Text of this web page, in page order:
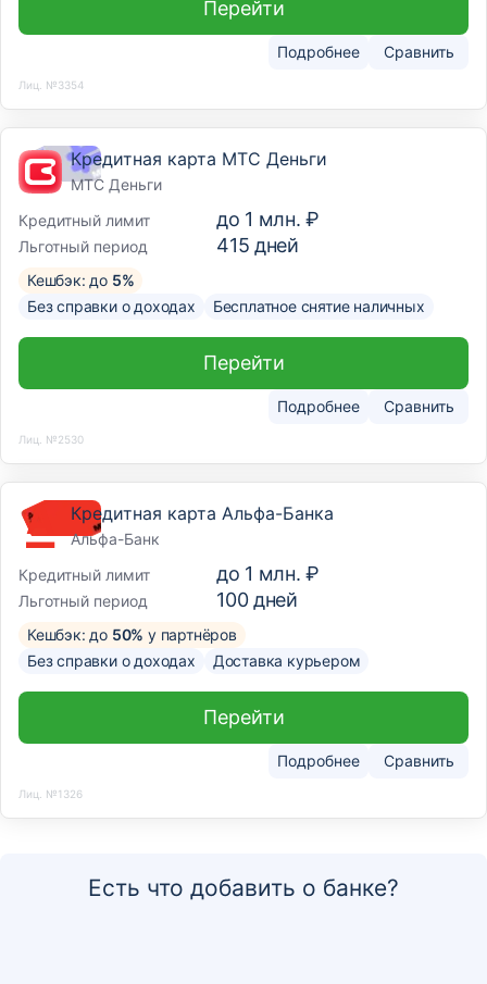
Подробнее Сравнить
Перейти
Лиц. №3354
Кредитная карта МТС Деньги
МТС Деньги
Кредитный лимит
до 1 млн. ₽
Льготный период 415 дней
Кешбэк: до 5%
Без справки о доходах
Бесплатное снятие наличных
Подробнее Сравнить
Перейти
Лиц. №2530
Кредитная карта Альфа-Банка
Альфа-Банк
Кредитный лимит
до 1 млн. ₽
Льготный период 100дней
Кешбэк: до 50% у партнёров
Без справки о доходах
Доставка курьером
Подробнее Сравнить
Перейти
Лиц. №1326
Есть что добавить о банке?